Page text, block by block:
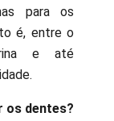
para os
é, entre o
e até
os dentes?